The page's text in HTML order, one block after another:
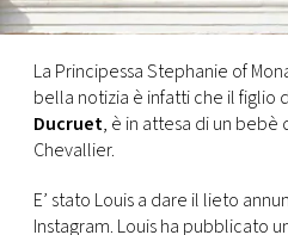
PRINCIPATO
DI
MONACO
RMC
La Principessa Stephanie of
bella notizia è infatti che il figlio
Ducruet, è in attesa di un bebè
Chevallier.
E’ stato Louis a dare il lieto
Instagram. Louis ha pubblicato